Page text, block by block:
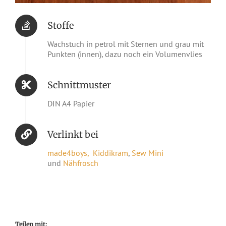
Stoffe
Wachstuch in petrol mit Sternen und grau mit
Punkten (innen), dazu noch ein Volumenvlies
Schnittmuster
DIN A4 Papier
Verlinkt bei
made4boys, Kiddikram, Sew Mini
und Nähfrosch
Teilen mit: